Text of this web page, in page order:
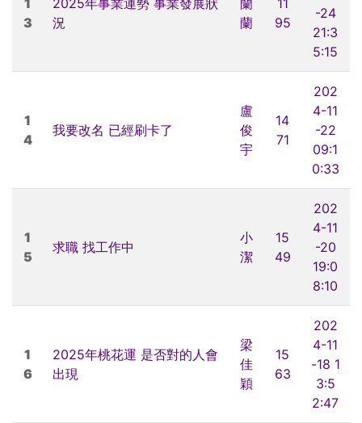
3
況
蘭
95
-24
21:3
5:15
1
4
我要改名 已經刷卡了
盧
俊
宇
14
71
202
4-11
-22
09:1
0:33
1
5
求職 找工作中
小
潔
15
49
202
4-11
-20
19:0
8:10
1
6
2025年桃花運 是否對的人會
出現
梁
佳
穎
15
63
202
4-11
-18 1
3:5
2:47